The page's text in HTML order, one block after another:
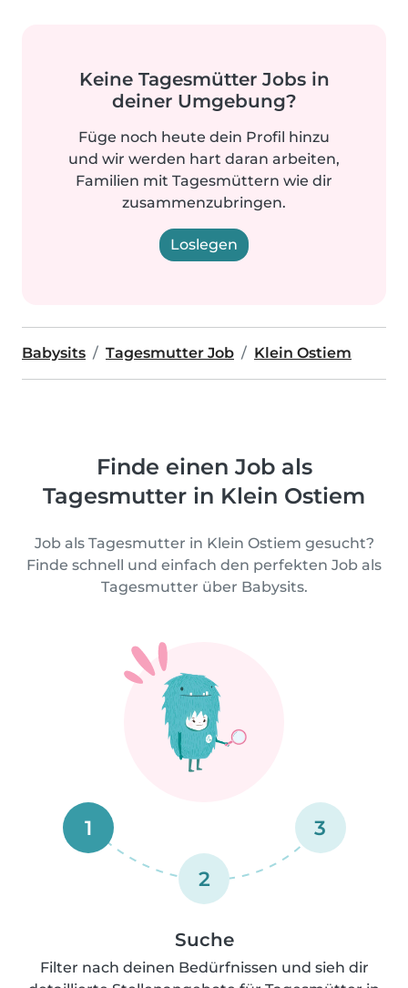
Keine Tagesmütter Jobs in
deiner Umgebung?
Füge noch heute dein Profil hinzu
und wir werden hart daran arbeiten,
Familien mit Tagesmüttern wie dir
zusammenzubringen.
Loslegen
Babysits Tagesmutter Job Klein Ostiem
Finde einen Job als
Tagesmutter in Klein Ostiem
Job als Tagesmutter in Klein Ostiem gesucht?
Finde schnell und einfach den perfekten Job als
Tagesmutter über Babysits.
1
2
3
Suche
Filter nach deinen Bedürfnissen und sieh dir